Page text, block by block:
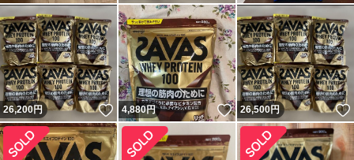
26,200円 いいね！
4,880円 いいね！
26,500円